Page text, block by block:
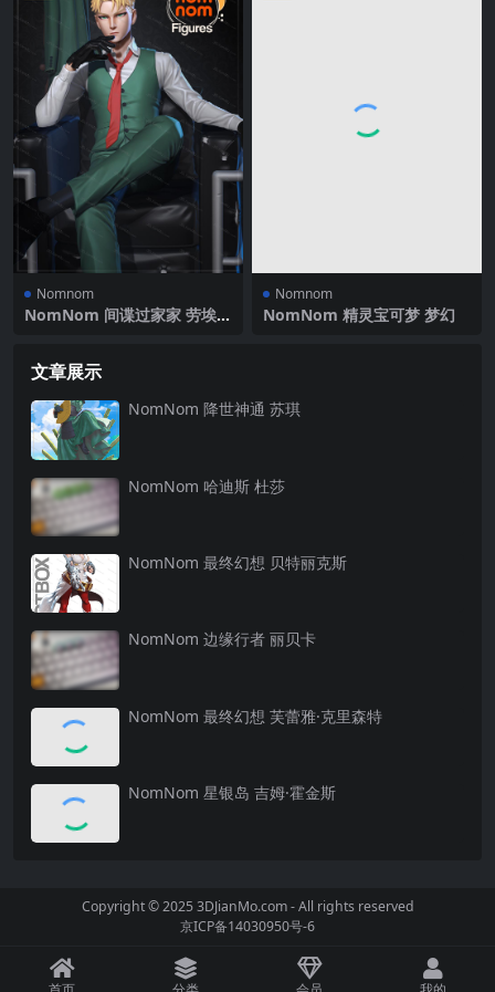
Nomnom
NomNom 间谍过家家 劳埃德
Nomnom
NomNom 精灵宝可梦 梦幻
文章展示
NomNom 降世神通 苏琪
NomNom 哈迪斯 杜莎
NomNom 最终幻想 贝特丽克斯
NomNom 边缘行者 丽贝卡
NomNom 最终幻想 芙蕾雅·克里森特
NomNom 星银岛 吉姆·霍金斯
Copyright © 2025 3DJianMo.com - All rights reserved
京ICP备14030950号-6